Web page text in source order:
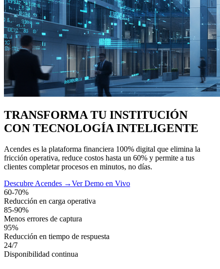
TRANSFORMA TU INSTITUCIÓN
CON TECNOLOGÍA INTELIGENTE
Acendes es la plataforma financiera 100% digital que elimina la
fricción operativa, reduce costos hasta un 60% y permite a tus
clientes completar procesos en minutos, no días.
Descubre Acendes →Ver Demo en Vivo
60-70%
Reducción en carga operativa
85-90%
Menos errores de captura
95%
Reducción en tiempo de respuesta
24/7
Disponibilidad continua